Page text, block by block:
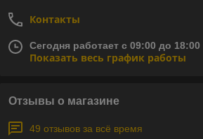
Контакты
Сегодня работает с 09:00 до 18:00
Показать весь график работы
Отзывы о магазине
49 отзывов за всё время